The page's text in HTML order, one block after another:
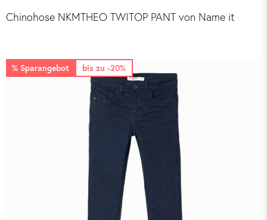
Chinohose NKMTHEO TWITOP PANT von Name it
bis zu -20%
% Sparangebot